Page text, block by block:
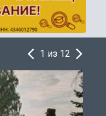
1 из 12